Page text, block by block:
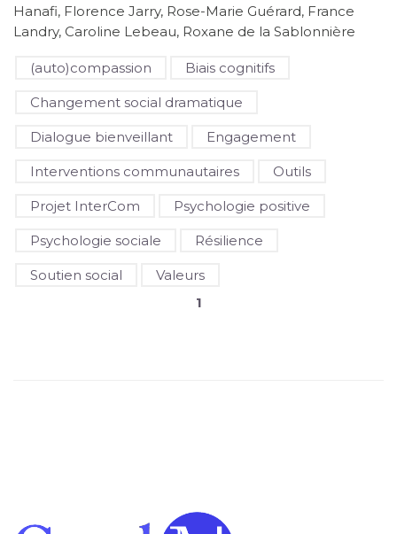
Hanafi, Florence Jarry, Rose-Marie Guérard, France
Landry, Caroline Lebeau, Roxane de la Sablonnière
(auto)compassion Biais cognitifs
Changement social dramatique
Dialogue bienveillant Engagement
Interventions communautaires Outils
Projet InterCom Psychologie positive
Psychologie sociale Résilience
Soutien social
Valeurs
1